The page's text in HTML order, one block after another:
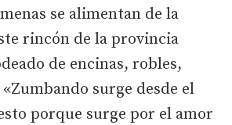
se alimentan de la
rincón de la provincia
de encinas, robles,
surge desde el
porque surge por el amor